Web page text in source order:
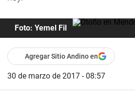
Foto: Yemel Fil
Agregar Sitio Andino en
30 de marzo de 2017 - 08:57